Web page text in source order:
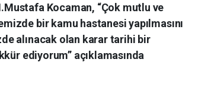
Kocaman, “Çok mutlu ve
bir kamu hastanesi yapılmasını
alınacak olan karar tarihi bir
ediyorum” açıklamasında